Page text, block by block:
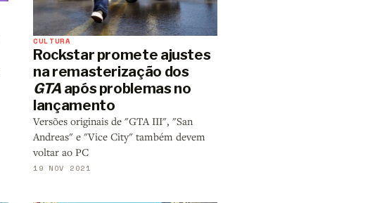
CULTURA
Rockstar promete ajustes
na remasterização dos
GTAapós problemas no
lançamento
Versões originais de "GTA III", "San
Andreas" e "Vice City" também devem
voltar ao PC
19 NOV 2021